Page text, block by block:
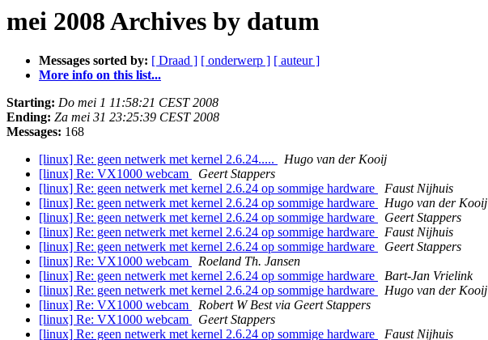
mei 2008 Archives by datum
Messages sorted by: [ Draad ] [ onderwerp ] [ auteur ]
More info on this list...
Starting: Do mei 1 11:58:21 CEST 2008
Ending: Za mei 31 23:25:39 CEST 2008
Messages: 168
[linux] Re: geen netwerk met kernel 2.6.24.....
Hugo van der Kooij
[linux] Re: VX1000 webcam
Geert Stappers
[linux] Re: geen netwerk met kernel 2.6.24 op sommige hardware
Faust Nijhuis
[linux] Re: geen netwerk met kernel 2.6.24 op sommige hardware
Hugo van der Kooij
[linux] Re: geen netwerk met kernel 2.6.24 op sommige hardware
Geert Stappers
[linux] Re: geen netwerk met kernel 2.6.24 op sommige hardware
Faust Nijhuis
[linux] Re: geen netwerk met kernel 2.6.24 op sommige hardware
Geert Stappers
[linux] Re: VX1000 webcam
Roeland Th. Jansen
[linux] Re: geen netwerk met kernel 2.6.24 op sommige hardware
Bart-Jan Vrielink
[linux] Re: geen netwerk met kernel 2.6.24 op sommige hardware
Hugo van der Kooij
[linux] Re: VX1000 webcam
Robert W Best via Geert Stappers
[linux] Re: VX1000 webcam
Geert Stappers
[linux] Re: geen netwerk met kernel 2.6.24 op sommige hardware
Faust Nijhuis